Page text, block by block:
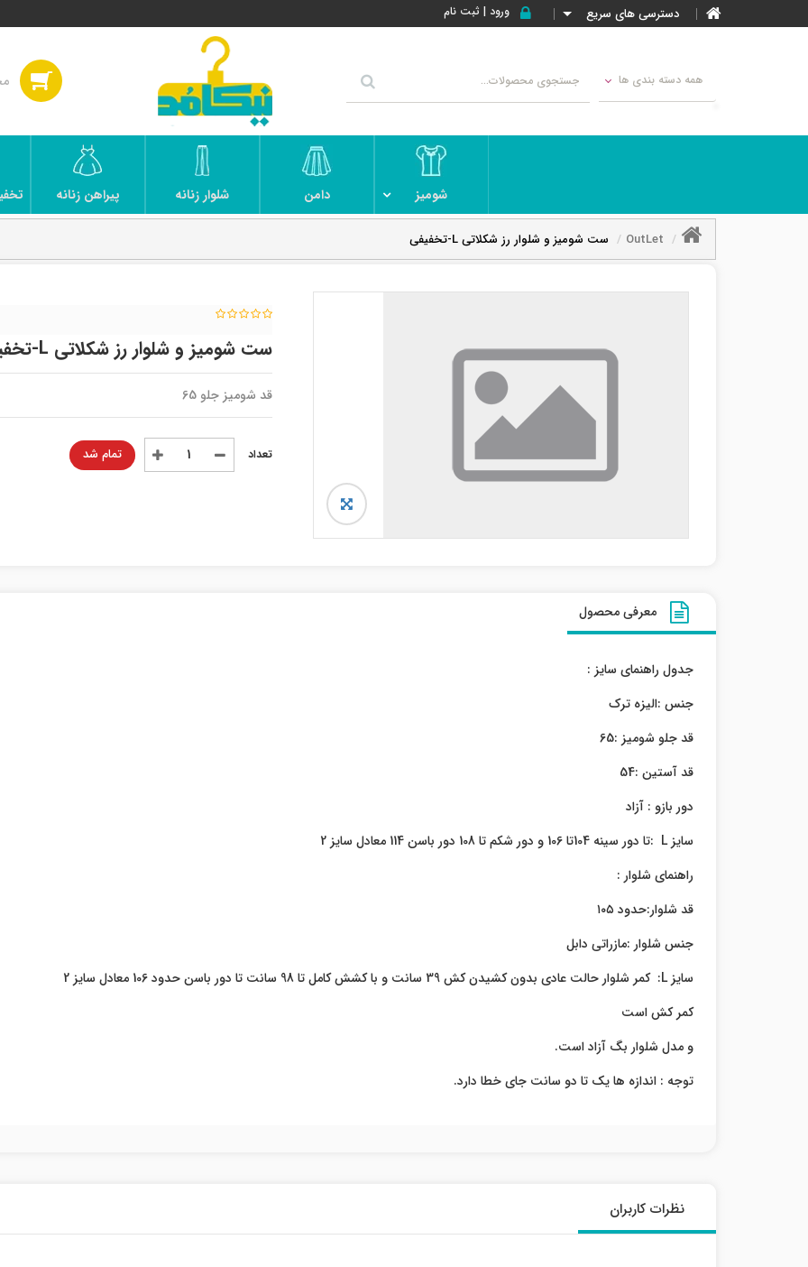
دسترسی های سریع ورود | ثبت نام
همه دسته بندی ها
شومیز دامن شلوار زنانه پیراهن زنانه
OutLet ست شومیز و شلوار رز شکلاتی L-تخفیفی
ست شومیز و شلوار رز شکلاتی L-تخفیفی
قد شومیز جلو 65
تمام شد
معرفی محصول
جدول راهنمای سایز :
جنس :الیزه ترک
قد جلو شومیز :65
قد آستین :54
دور بازو : آزاد
سایز L :تا دور سینه 104تا 106 و دور شکم تا 108 دور باسن 114 معادل سایز 2
راهنمای شلوار :
قد شلوار:حدود ۱۰۵
جنس شلوار :مازراتی دابل
سایز L: کمر شلوار حالت عادی بدون کشیدن کش 39 سانت و با کشش کامل تا 98 سانت تا دور باسن حدود 106 معادل سایز 2
کمر کش است
و مدل شلوار بگ آزاد است.
توجه : اندازه ها یک تا دو سانت جای خطا دارد.
نظرات کاربران